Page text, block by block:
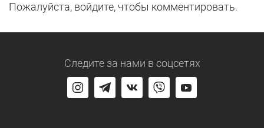
Пожалуйста, войдите, чтобы комментировать.
Следите за нами в соцсетях